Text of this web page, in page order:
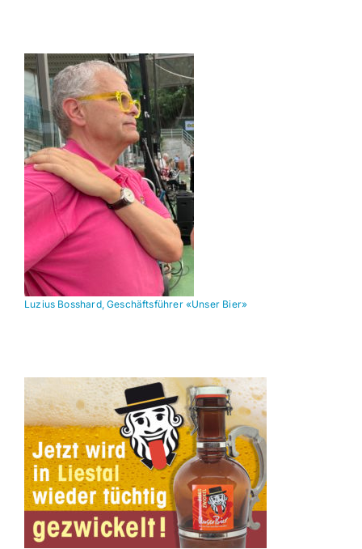
Luzius Bosshard, Geschäftsführer «Unser Bier»